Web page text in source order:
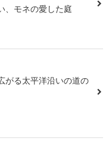
、モネの愛した庭
がる太平洋沿いの道の